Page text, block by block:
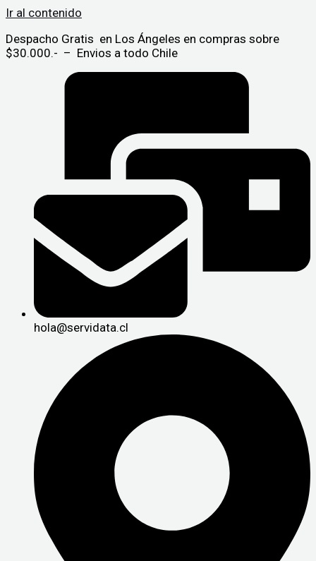
Ir al contenido
Despacho Gratis en Los Ángeles en compras sobre
$30.000.- – Envios a todo Chile
hola@servidata.cl